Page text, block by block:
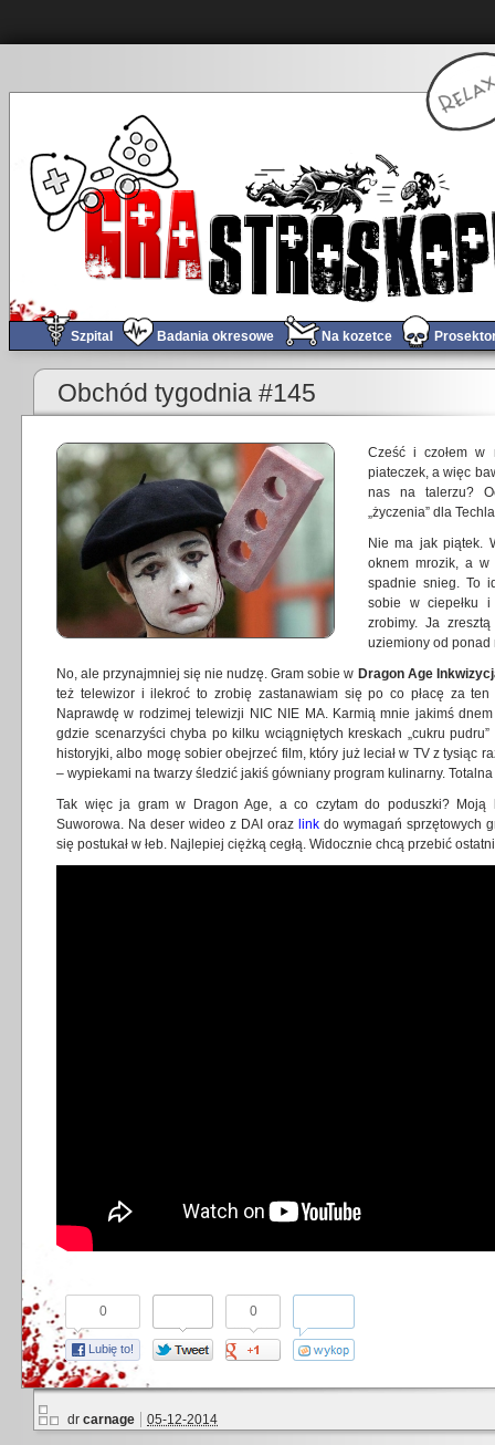
Szpital Badania okresowe Na kozetce
Dragon Age Inkwizycja – pierwsze wrażenia
Obchód tygodnia #145
Cześć i czołem w
piateczek, a więc
nas na talerzu?
„życzenia” dla
Nie ma jak piątek.
oknem mrozik, a w
spadnie snieg. To
sobie w ciepełku
zrobimy. Ja
uziemiony od ponad
No, ale przynajmniej się nie nudzę. Gram sobie w Dragon Age
też telewizor i ilekroć to zrobię zastanawiam się po co płacę za
Naprawdę w rodzimej telewizji NIC NIE MA. Karmią mnie jakimś dnem
gdzie scenarzyści chyba po kilku wciągniętych kreskach „cukru
historyjki, albo mogę sobier obejrzeć film, który już leciał w TV z tysiąc
– wypiekami na twarzy śledzić jakiś gówniany program kulinarny.
Tak więc ja gram w Dragon Age, a co czytam do poduszki?
Suworowa. Na deser wideo z DAI oraz link do wymagań sprzętowych
się postukał w łeb. Najlepiej ciężką cegłą. Widocznie chcą przebić
0
Lubię to!
0
dr carnage 05-12-2014